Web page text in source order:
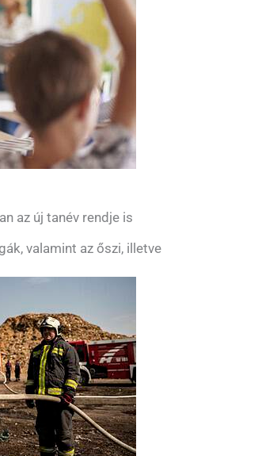
az új tanév rendje is
valamint az őszi, illetve